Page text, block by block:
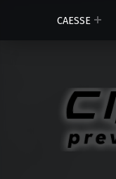
CAESSE